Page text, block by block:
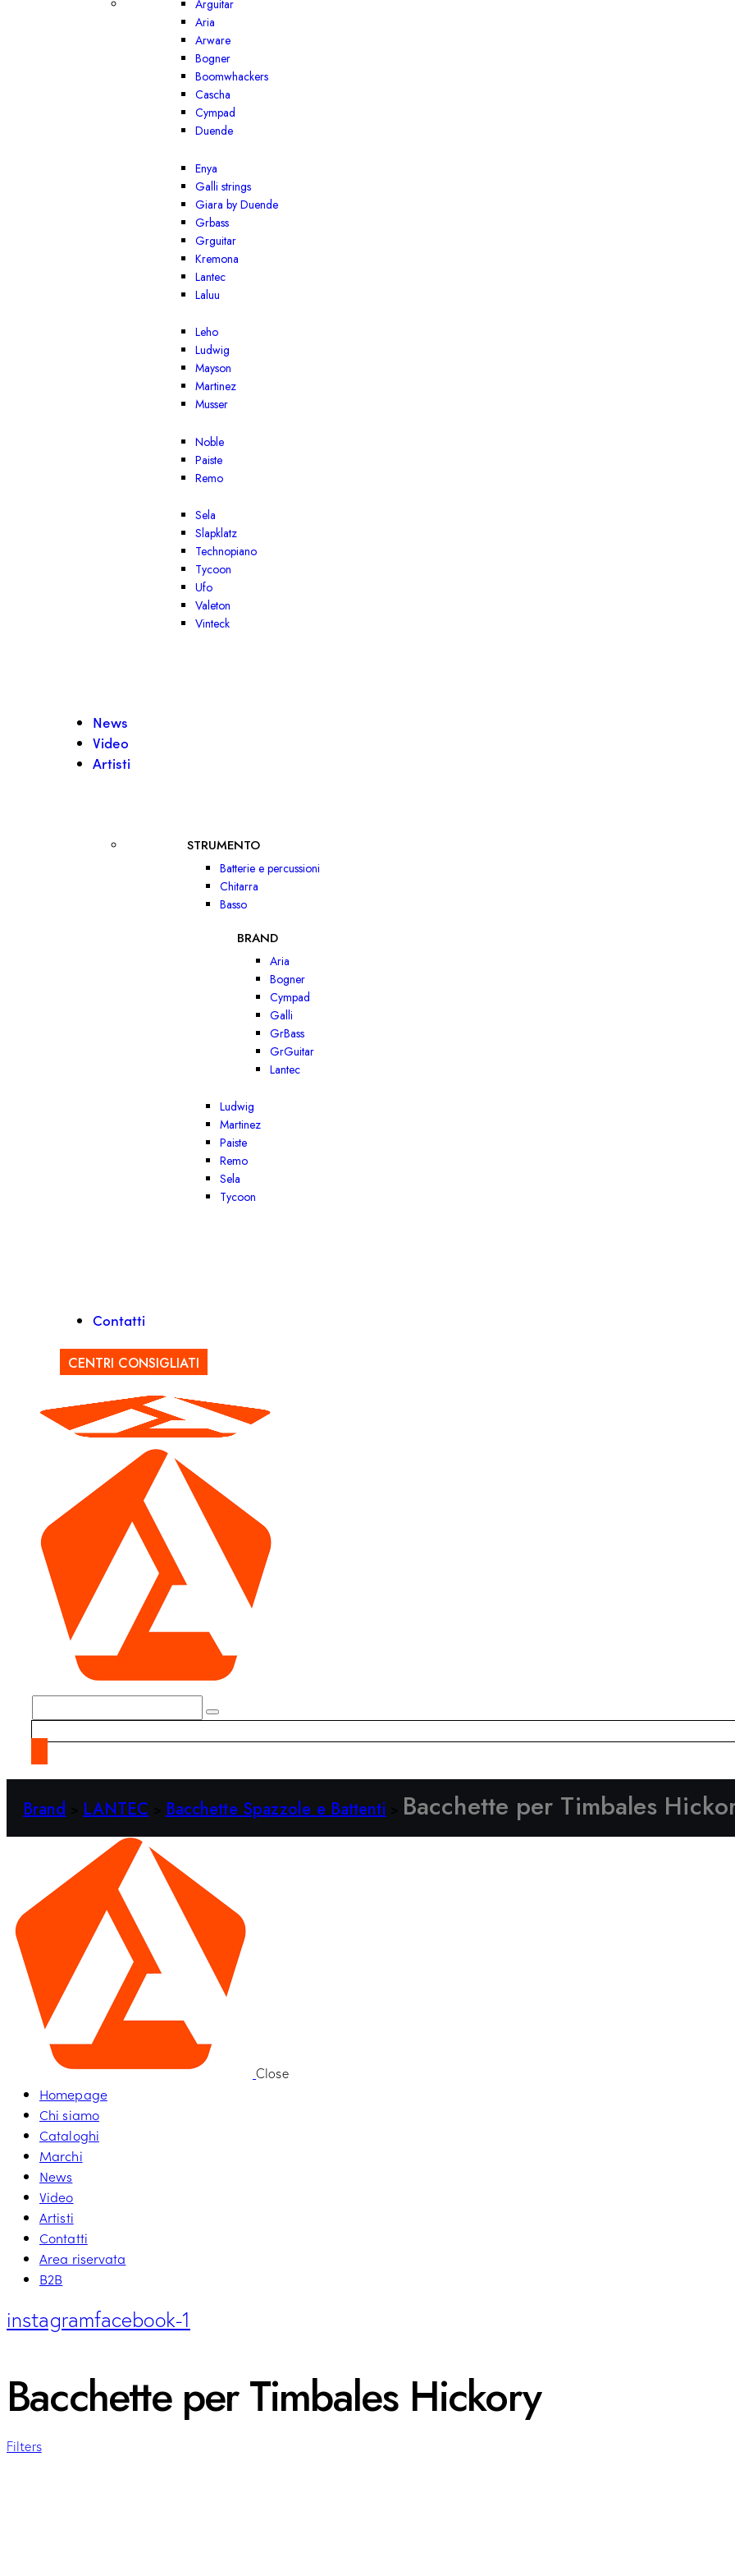
Arguitar
Aria
Arware
Bogner
Boomwhackers
Cascha
Cympad
Duende
Enya
Galli strings
Giara by Duende
Grbass
Grguitar
Kremona
Lantec
Laluu
Leho
Ludwig
Mayson
Martinez
Musser
Noble
Paiste
Remo
Sela
Slapklatz
Technopiano
Tycoon
Ufo
Valeton
Vinteck
News
Video
Artisti
STRUMENTO
Batterie e percussioni
Chitarra
Basso
BRAND
Aria
Bogner
Cympad
Galli
GrBass
GrGuitar
Lantec
Ludwig
Martinez
Paiste
Remo
Sela
Tycoon
Contatti
CENTRI CONSIGLIATI
Brand LANTEC Bacchette Spazzole e Battenti Bacchette per Timbales
Close
Homepage
Chi siamo
Cataloghi
Marchi
News
Video
Artisti
Contatti
Area riservata
B2B
instagramfacebook-1
Bacchette per Timbales Hickory
Filters